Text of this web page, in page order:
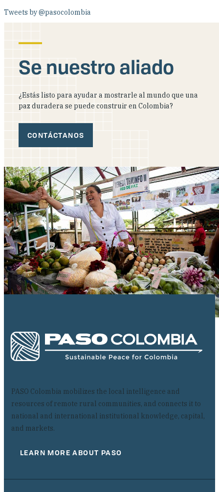
Tweets by @pasocolombia
Se nuestro aliado
¿Estás listo para ayudar a mostrarle al mundo que una
paz duradera se puede construir en Colombia?
CONTÁCTANOS
PASO Colombia mobilizes the local intelligence and
resources of remote rural communities, and connects it to
national and international institutional knowledge, capital,
and markets.
LEARN MORE ABOUT PASO